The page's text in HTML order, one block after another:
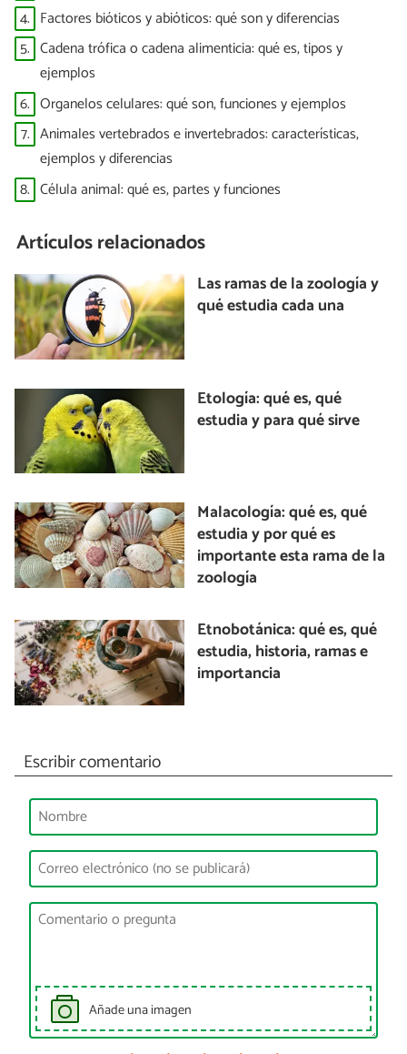
4. Factores bióticos y abióticos: qué son y diferencias
5. Cadena trófica o cadena alimenticia: qué es, tipos y
ejemplos
6. Organelos celulares: qué son, funciones y ejemplos
7. Animales vertebrados e invertebrados: características,
ejemplos y diferencias
8. Célula animal: qué es, partes y funciones
Artículos relacionados
Las ramas de la zoología y
qué estudia cada una
Etología: qué es, qué
estudia y para qué sirve
Malacología: qué es, qué
estudia y por qué es
importante esta rama de la
zoología
Etnobotánica: qué es, qué
estudia, historia, ramas e
importancia
Escribir comentario
Añade una imagen